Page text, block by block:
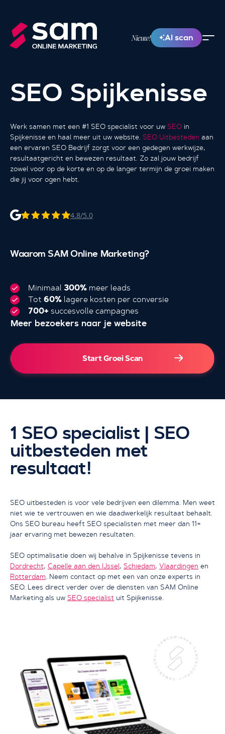
Nieuw! AI scan
SEO Spijkenisse
Werk samen met een #1 SEO specialist voor uw SEO in
Spijkenisse en haal meer uit uw website. SEO Uitbesteden aan
een ervaren SEO Bedrijf zorgt voor een gedegen werkwijze,
resultaatgericht en bewezen resultaat. Zo zal jouw bedrijf
zowel voor op de korte en op de langer termijn de groei maken
die jij voor ogen hebt.
4.8/5.0
Waarom SAM Online Marketing?
Minimaal 300% meer leads
Tot 60% lagere kosten per conversie
700+ succesvolle campagnes
Meer bezoekers naar je website
Ik wil groeien met SEO
Start Groei Scan
1 SEO specialist | SEO
uitbesteden met
resultaat!
SEO uitbesteden is voor vele bedrijven een dilemma. Men weet
niet wie te vertrouwen en wie daadwerkelijk resultaat behaalt.
Ons SEO bureau heeft SEO specialisten met meer dan 11+
jaar ervaring met bewezen resultaten.
SEO optimalisatie doen wij behalve in Spijkenisse tevens in
Dordrecht, Capelle aan den IJssel, Schiedam, Vlaardingen en
Rotterdam. Neem contact op met een van onze experts in
SEO. Lees direct verder over de diensten van SAM Online
Marketing als uw SEO specialist uit Spijkenisse.